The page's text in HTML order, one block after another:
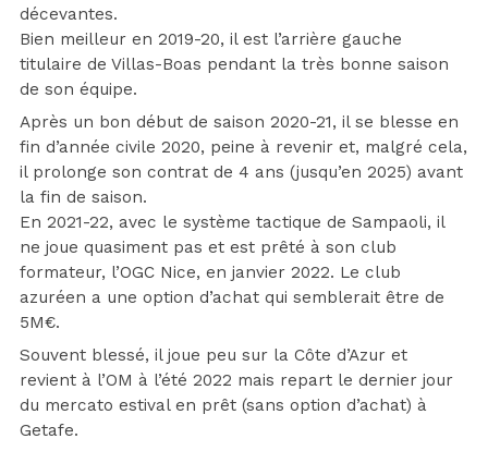
décevantes.
Bien meilleur en 2019-20, il est l’arrière gauche
titulaire de Villas-Boas pendant la très bonne saison
de son équipe.
Après un bon début de saison 2020-21, il se blesse en
fin d’année civile 2020, peine à revenir et, malgré cela,
il prolonge son contrat de 4 ans (jusqu’en 2025) avant
la fin de saison.
En 2021-22, avec le système tactique de Sampaoli, il
ne joue quasiment pas et est prêté à son club
formateur, l’OGC Nice, en janvier 2022. Le club
azuréen a une option d’achat qui semblerait être de
5M€.
Souvent blessé, il joue peu sur la Côte d’Azur et
revient à l’OM à l’été 2022 mais repart le dernier jour
du mercato estival en prêt (sans option d’achat) à
Getafe.